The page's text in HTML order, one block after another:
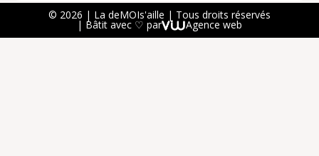
© 2026 | La deMOIs'aille | Tous droits réservés
| Bâtit avec ♡ par Agence web